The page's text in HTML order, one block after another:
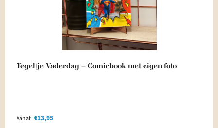
Tegeltje Vaderdag – Comicbook met eigen foto
Vanaf €13,95